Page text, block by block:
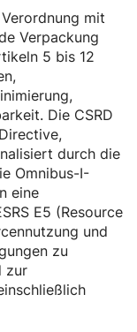
mit
Verpackung
5 bis 12
Die CSRD
durch die
Omnibus-I-
eine
E5 (Resource
und
zu
zur